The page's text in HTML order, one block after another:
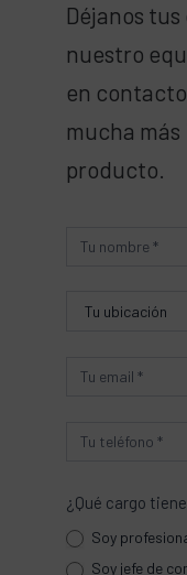
Déjanos
nuestro
en
mucha
producto.
Producto
¿Qué cargo
Soy
Soy jefe de